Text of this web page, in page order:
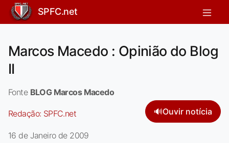
SPFC.net
Marcos Macedo : Opinião do Blog
II
Fonte BLOG Marcos Macedo
Redação: SPFC.net 🔊Ouvir notícia
16 de Janeiro de 2009